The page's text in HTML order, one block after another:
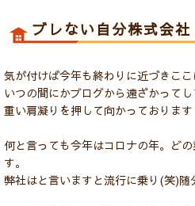
ブレない自分株式会社
気が付けば今年も終わりに近づきこ
いつの間にかブログから遠ざかって
重い肩凝りを押して向かっております
何と言っても今年はコロナの年。ど
す。
弊社はと言いますと流行に乗り(笑)随